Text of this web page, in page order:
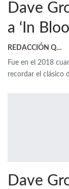
Dave
a ‘In
REDACCIÓN QRP
Fue en el 2018
recordar el clásico
Dave